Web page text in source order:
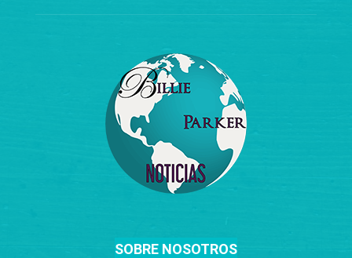
SOBRE NOSOTROS